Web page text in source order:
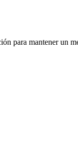
para mantener un